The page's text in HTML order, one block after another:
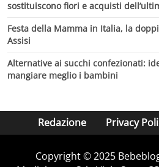
sostituiscono fiori e acquisti
Festa della Mamma in Italia, la
Assisi
Alternative ai succhi confezionati:
mangiare meglio i bambini
Redazione Privacy
Copyright © 2025